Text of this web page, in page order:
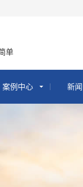
单
案例中心 新